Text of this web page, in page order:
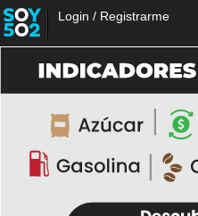
Login / Registrarme